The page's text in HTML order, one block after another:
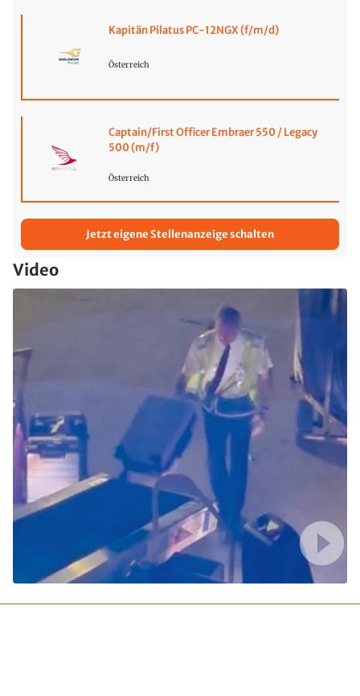
Kapitän Pilatus PC-12NGX (f/m/d)
Österreich
Captain/First Officer Embraer 550 / Legacy
500 (m/f)
Österreich
Jetzt eigene Stellenanzeige schalten
Video